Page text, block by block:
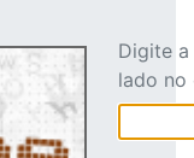
Digite
lado no